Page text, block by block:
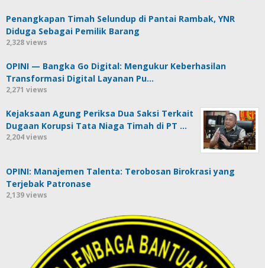
Penangkapan Timah Selundup di Pantai Rambak, YNR
Diduga Sebagai Pemilik Barang
2,328 views
OPINI — Bangka Go Digital: Mengukur Keberhasilan
Transformasi Digital Layanan Pu…
2,271 views
Kejaksaan Agung Periksa Dua Saksi Terkait
Dugaan Korupsi Tata Niaga Timah di PT …
2,204 views
OPINI: Manajemen Talenta: Terobosan Birokrasi yang
Terjebak Patronase
2,139 views